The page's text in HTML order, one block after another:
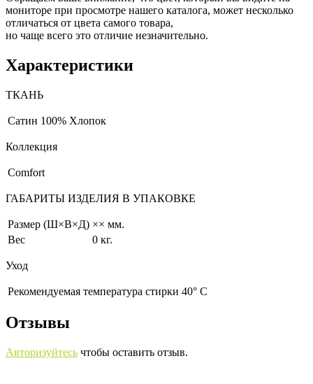
мониторе при просмотре нашего каталога, может несколько
отличаться от цвета самого товара,
но чаще всего это отличие незначительно.
Характеристики
ТКАНЬ
Сатин 100% Хлопок
Коллекция
Comfort
ГАБАРИТЫ ИЗДЕЛИЯ В УПАКОВКЕ
Размер (Ш×В×Д) ×× мм.
Вес
0 кг.
Уход
Рекомендуемая температура стирки 40° С
Отзывы
Авторизуйтесь чтобы оставить отзыв.